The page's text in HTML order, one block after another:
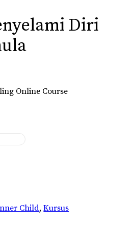
Diri
Online Course
Child,Kursus